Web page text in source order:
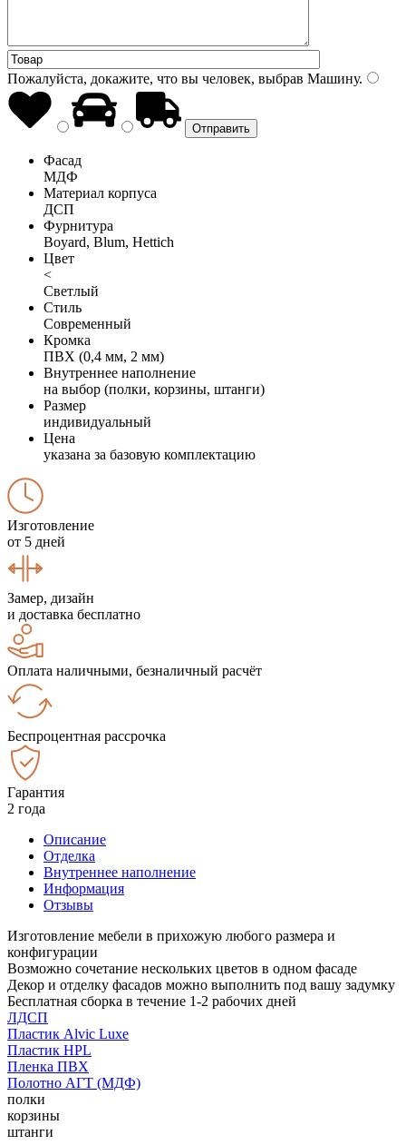
Пожалуйста, докажите, что вы человек, выбрав Машину.
Фасад
МДФ
Материал корпуса
ДСП
Фурнитура
Boyard, Blum, Hettich
Цвет
<
Светлый
Стиль
Современный
Кромка
ПВХ (0,4 мм, 2 мм)
Внутреннее наполнение
на выбор (полки, корзины, штанги)
Размер
индивидуальный
Цена
указана за базовую комплектацию
Изготовление
от 5 дней
Замер, дизайн
и доставка бесплатно
Оплата наличными, безналичный расчёт
Беспроцентная рассрочка
Гарантия
2 года
Описание
Отделка
Внутреннее наполнение
Информация
Отзывы
Изготовление мебели в прихожую любого размера и
конфигурации
Возможно сочетание нескольких цветов в одном фасаде
Декор и отделку фасадов можно выполнить под вашу задумку
Бесплатная сборка в течение 1-2 рабочих дней
ЛДСП
Пластик Alvic Luxe
Пластик HPL
Пленка ПВХ
Полотно АГТ (МДФ)
полки
корзины
штанги